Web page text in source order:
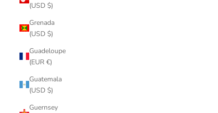
(USD $)
Grenada
(USD $)
Guadeloupe
(EUR €)
Guatemala
(USD $)
Guernsey